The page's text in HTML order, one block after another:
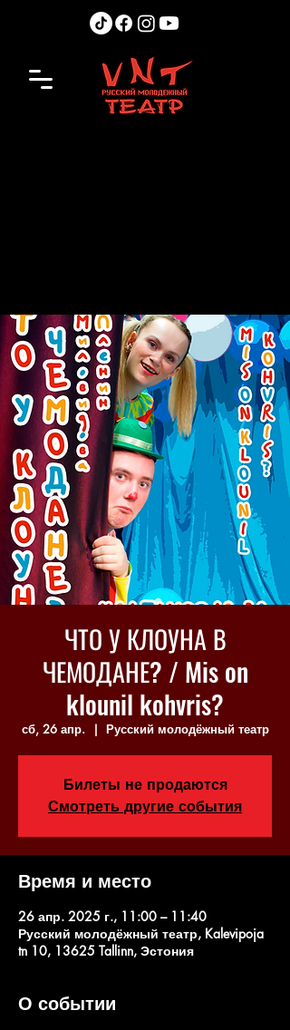
ЧТО У КЛОУНА В
ЧЕМОДАНЕ? / Mis on
klounil kohvris?
сб, 26 апр.
  |
Русский молодёжный театр
Билеты не продаются
Смотреть другие события
Время и место
26 апр. 2025 г., 11:00 – 11:40
Русский молодёжный театр, Kalevipoja
tn 10, 13625 Tallinn, Эстония
О событии